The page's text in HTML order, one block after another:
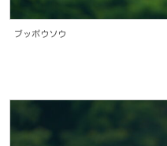
ブッポウソウ